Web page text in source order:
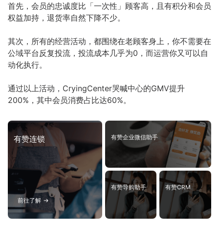
首先，会员的忠诚度比「一次性」顾客高，且有积分和会员
权益加持，退货率自然下降不少。
其次，所有的经营活动，都围绕在老顾客身上，你不需要在
公域平台反复投流，投流成本几乎为0，而运营你又可以自
动化执行。
通过以上活动，CryingCenter哭喊中心的GMV提升
200%，其中会员消费占比达60%。
有赞连锁
前往了解
有赞企业微信助手
有赞导购助手 有赞CRM